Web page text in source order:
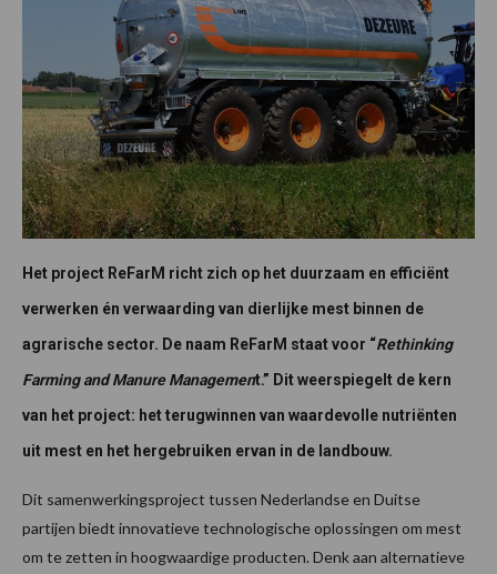
Het project ReFarM richt zich op het duurzaam en efficiënt
verwerken én verwaarding van dierlijke mest binnen de
agrarische sector. De naam ReFarM staat voor “Rethinking
Farming and Manure Management.” Dit weerspiegelt de kern
van het project: het terugwinnen van waardevolle nutriënten
uit mest en het hergebruiken ervan in de landbouw.
Dit samenwerkingsproject tussen Nederlandse en Duitse
partijen biedt innovatieve technologische oplossingen om mest
om te zetten in hoogwaardige producten. Denk aan alternatieve